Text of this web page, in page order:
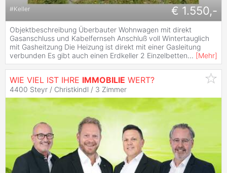
#Keller € 1.550,-
Objektbeschreibung Überbauter Wohnwagen mit direkt
Gasanschluss und Kabelfernseh Anschluß voll Wintertauglich
mit Gasheitzung Die Heizung ist direkt mit einer Gasleitung
verbunden Es gibt auch einen Erdkeller 2 Einzelbetten... [Mehr]
WIE VIEL IST IHRE IMMOBILIE WERT?
4400 Steyr / Christkindl / 3 Zimmer